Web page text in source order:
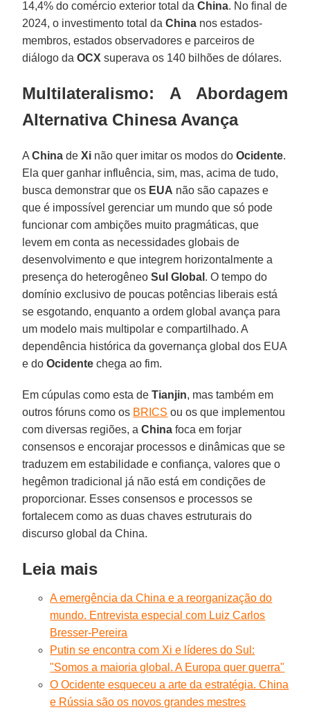
14,4% do comércio exterior total daChina. No final de
2024, o investimento total daChina nos estados-
membros, estados observadores e parceiros de
diálogo daOCX superava os 140 bilhões de dólares.
Multilateralismo: A Abordagem
Alternativa Chinesa Avança
AChina deXi não quer imitar os modos doOcidente.
Ela quer ganhar influência, sim, mas, acima de tudo,
busca demonstrar que os EUA não são capazes e
que é impossível gerenciar um mundo que só pode
funcionar com ambições muito pragmáticas, que
levem em conta as necessidades globais de
desenvolvimento e que integrem horizontalmente a
presença do heterogêneoSul Global . O tempo do
domínio exclusivo de poucas potências liberais está
se esgotando, enquanto a ordem global avança para
um modelo mais multipolar e compartilhado. A
dependência histórica da governança global dos EUA
e doOcidente chega ao fim.
Em cúpulas como esta deTianjin, mas também em
outros fóruns como os BRICS ou os que implementou
com diversas regiões, aChina foca em forjar
consensos e encorajar processos e dinâmicas que se
traduzem em estabilidade e confiança, valores que o
hegêmon tradicional já não está em condições de
proporcionar. Esses consensos e processos se
fortalecem como as duas chaves estruturais do
discurso global da China.
Leia mais
A emergência da China e a reorganização do
mundo. Entrevista especial com Luiz Carlos
Bresser-Pereira
Putin se encontra com Xi e líderes do Sul:
"Somos a maioria global. A Europa quer guerra"
O Ocidente esqueceu a arte da estratégia. China
e Rússia são os novos grandes mestres